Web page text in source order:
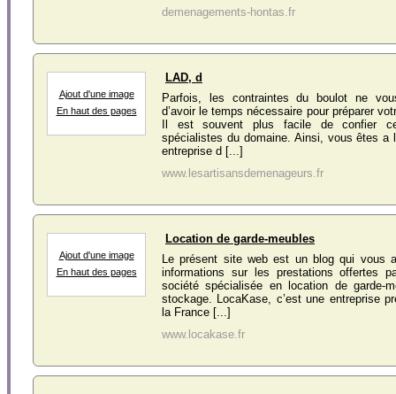
demenagements-hontas.fr
Ajout d'une image
En haut des pages
LAD, d
Parfois, les contraintes du boulot ne
d’avoir le temps nécessaire pour préparer
Il est souvent plus facile de confier
spécialistes du domaine. Ainsi, vous êtes a
entreprise d [...]
www.lesartisansdemenageurs.fr
Ajout d'une image
En haut des pages
Location de garde-meubles
Le présent site web est un blog qui vous
informations sur les prestations offertes
société spécialisée en location de garde-
stockage. LocaKase, c’est une entreprise
la France [...]
www.locakase.fr